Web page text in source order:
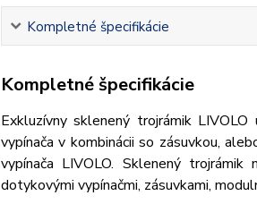
Kompletné špecifikácie
Kompletné špecifikácie
Exkluzívny sklenený trojrámik
vypínača v kombinácii so zásuvkou,
vypínača LIVOLO. Sklenený
dotykovými vypínačmi, zásuvkami,